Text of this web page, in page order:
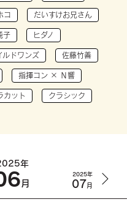
コ だいすけお兄さん
子 ヒダノ
ルドワンズ 佐藤竹善
指揮コン × Ｎ響
カット クラシック
年
月
2025年
07月